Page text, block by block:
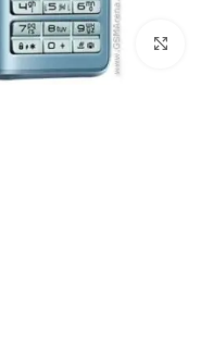
انقر للتكبير